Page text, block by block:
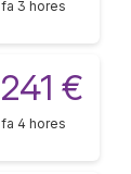
fa 3 hores
241 €
fa 4 hores